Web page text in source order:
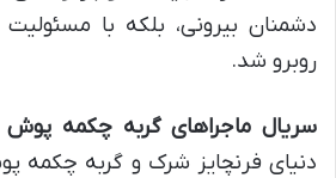
دشمنان بیرونی، بلکه با
روبرو شد.
سریال ماجراهای گربه چکمه پوش
دنیای فرنچایز شرک و گربه چکمه